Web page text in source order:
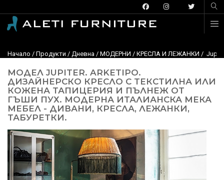
Начало / Продукти / Дневна / МОДЕРНИ / КРЕСЛА И ЛЕЖАНКИ /
МОДЕЛ JUPITER. ARKETIPO.
ДИЗАЙНЕРСКО КРЕСЛО С ТЕКСТИЛНА ИЛИ
КОЖЕНА ТАПИЦЕРИЯ И ПЪЛНЕЖ ОТ
ГЪШИ ПУХ. МОДЕРНА ИТАЛИАНСКА МЕКА
МЕБЕЛ - ДИВАНИ, КРЕСЛА, ЛЕЖАНКИ,
ТАБУРЕТКИ.